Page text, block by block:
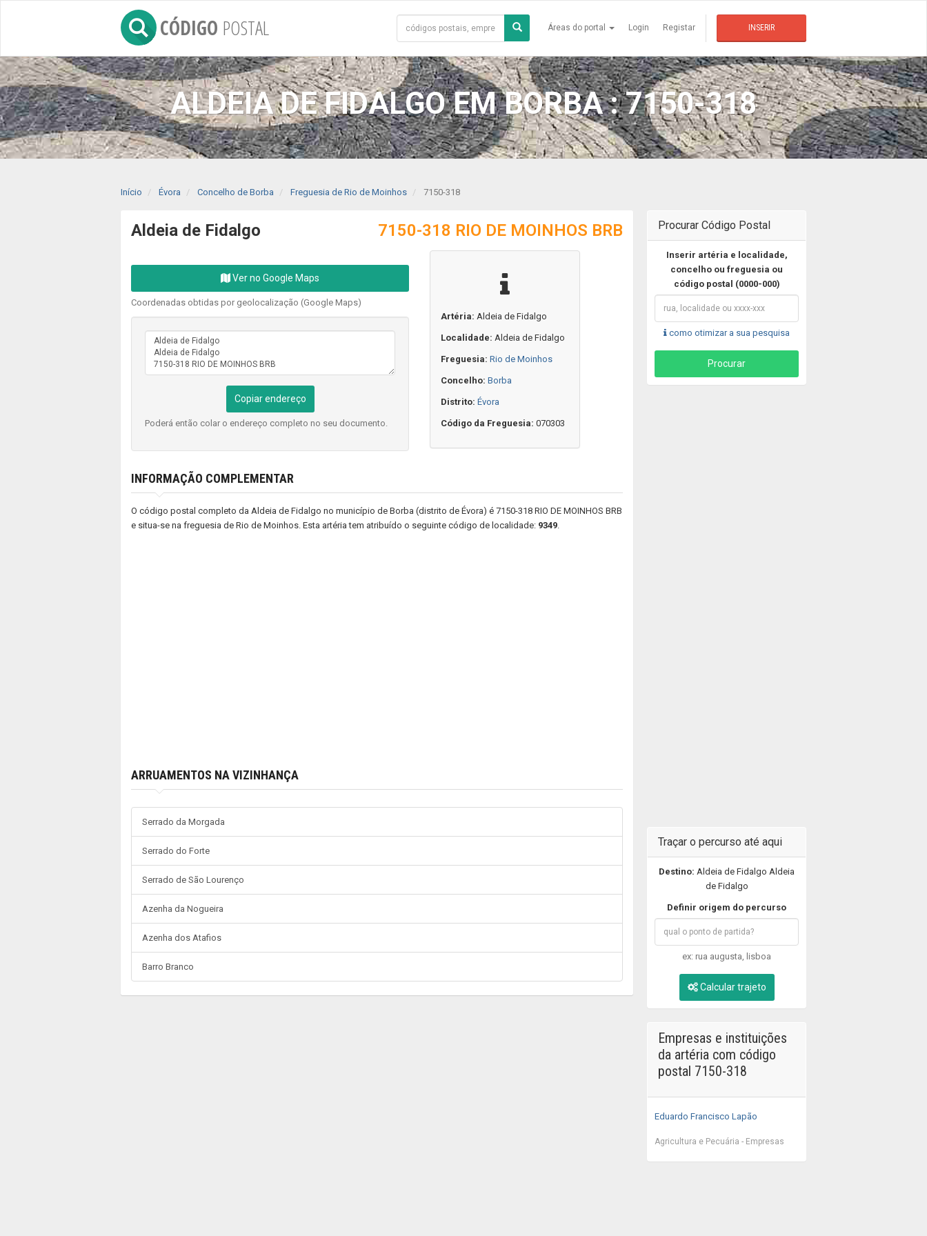
CÓDIGO POSTAL Áreas do portal Login Registar INSERIR
ALDEIA DE FIDALGO EM BORBA : 7150-318
Início Évora Concelho de Borba Freguesia de Rio de Moinhos 7150-318
Aldeia de Fidalgo 7150-318 RIO DE MOINHOS BRB
Ver no Google Maps
Coordenadas obtidas por geolocalização (Google Maps)
Copiar endereço
Poderá então colar o endereço completo no seu documento.
Artéria: Aldeia de Fidalgo
Localidade: Aldeia de Fidalgo
Freguesia: Rio de Moinhos
Concelho: Borba
Distrito: Évora
Código da Freguesia: 070303
INFORMAÇÃO COMPLEMENTAR
O código postal completo da Aldeia de Fidalgo no município de Borba (distrito de Évora) é 7150-318 RIO DE MOINHOS BRB
e situa-se na freguesia de Rio de Moinhos. Esta artéria tem atribuído o seguinte código de localidade: 9349.
ARRUAMENTOS NA VIZINHANÇA
Serrado da Morgada
Serrado do Forte
Serrado de São Lourenço
Azenha da Nogueira
Azenha dos Atafios
Barro Branco
Procurar Código Postal
Inserir artéria e localidade,
concelho ou freguesia ou
código postal (0000-000)
como otimizar a sua pesquisa
Traçar o percurso até aqui
Destino: Aldeia de Fidalgo Aldeia
de Fidalgo
Definir origem do percurso
ex: rua augusta, lisboa
Calcular trajeto
Empresas e instituições
da artéria com código
postal 7150-318
Eduardo Francisco Lapão
Agricultura e Pecuária - Empresas